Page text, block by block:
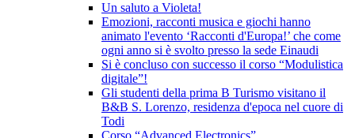
Un saluto a Violeta!
Emozioni, racconti musica e giochi hanno
animato l'evento ‘Racconti d'Europa!’ che come
ogni anno si è svolto presso la sede Einaudi
Si è concluso con successo il corso “Modulistica
digitale”!
Gli studenti della prima B Turismo visitano il
B&B S. Lorenzo, residenza d'epoca nel cuore di
Todi